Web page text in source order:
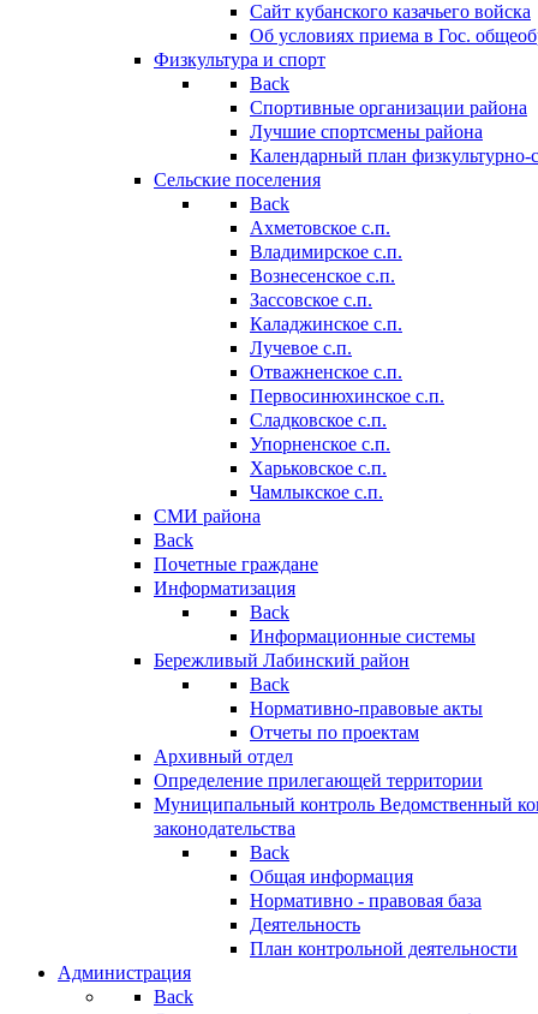
Cайт кубанского казачьего войска
Об условиях приема в Гос.
Физкультура и спорт
Back
Спортивные организации района
Лучшие спортсмены района
Календарный план
Сельские поселения
Back
Ахметовское с.п.
Владимирское с.п.
Вознесенское с.п.
Зассовское с.п.
Каладжинское с.п.
Лучевое с.п.
Отважненское с.п.
Первосинюхинское с.п.
Сладковское с.п.
Упорненское с.п.
Харьковское с.п.
Чамлыкское с.п.
СМИ района
Back
Почетные граждане
Информатизация
Back
Информационные системы
Бережливый Лабинский район
Back
Нормативно-правовые акты
Отчеты по проектам
Архивный отдел
Определение прилегающей территории
Муниципальный контроль Ведомственный
законодательства
Back
Общая информация
Нормативно - правовая база
Деятельность
План контрольной деятельности
Администрация
Back